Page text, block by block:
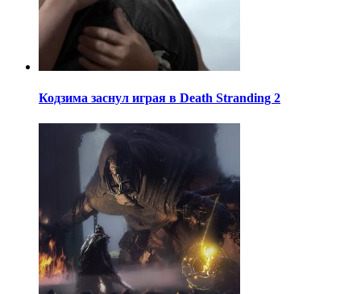
Кодзима заснул играя в Death Stranding 2